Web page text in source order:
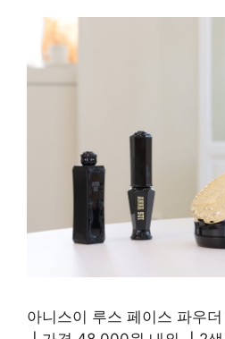
아니스이 루스 페이스 파우